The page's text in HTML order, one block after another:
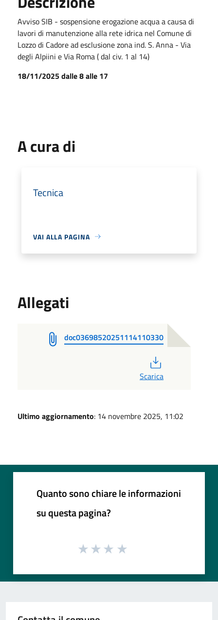
Avviso SIB - sospensione erogazione acqua a causa di
lavori di manutenzione alla rete idrica nel Comune di
Lozzo di Cadore ad esclusione zona ind. S. Anna - Via
degli Alpiini e Via Roma ( dal civ. 1 al 14)
18/11/2025 dalle 8 alle 17
A cura di
Tecnica
VAI ALLA PAGINA
Allegati
doc03698520251114110330
Scarica
Ultimo aggiornamento: 14 novembre 2025, 11:02
Quanto sono chiare le informazioni
su questa pagina?